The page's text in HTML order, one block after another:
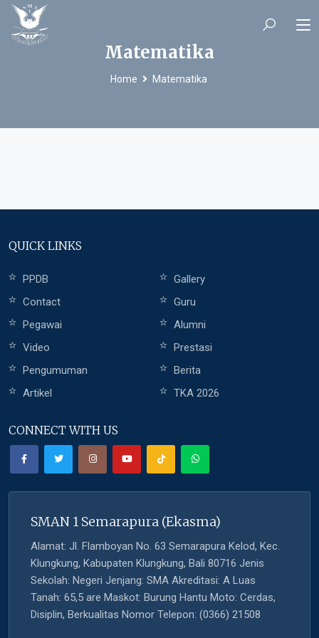
Matematika
Home Matematika
QUICK LINKS
PPDB
Gallery
Contact
Guru
Pegawai
Alumni
Video
Prestasi
Pengumuman
Berita
Artikel
TKA 2026
CONNECT WITH US
SMAN 1 Semarapura (Ekasma)
Alamat: Jl. Flamboyan No. 63 Semarapura Kelod, Kec.
Klungkung, Kabupaten Klungkung, Bali 80716 Jenis
Sekolah: Negeri Jenjang: SMA Akreditasi: A Luas
Tanah: 65,5 are Maskot: Burung Hantu Moto: Cerdas,
Disiplin, Berkualitas Nomor Telepon: (0366) 21508